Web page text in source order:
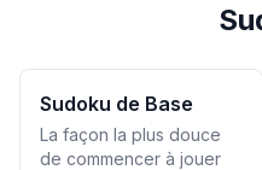
Sudoku de Base
La façon la plus douce
de commencer à jouer